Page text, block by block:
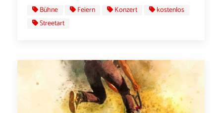
Bühne Feiern Konzert
kostenlos
Streetart